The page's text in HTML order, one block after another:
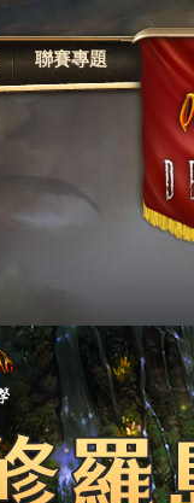
聯賽專題